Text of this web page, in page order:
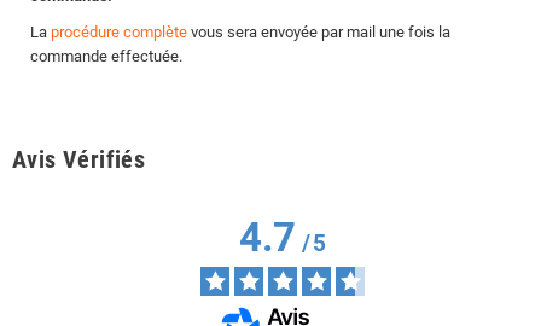
La procédure complète vous sera envoyée par mail une fois la
commande effectuée.
Avis Vérifiés
4.7/5